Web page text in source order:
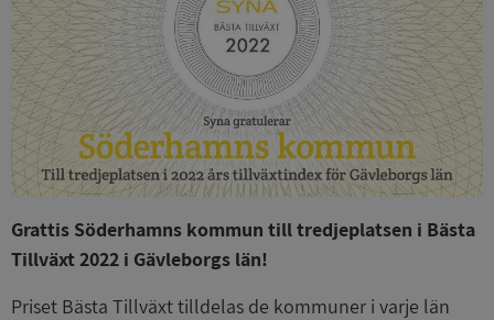
Grattis Söderhamns kommun till tredjeplatsen i Bästa
Tillväxt 2022 i Gävleborgs län!
Priset Bästa Tillväxt tilldelas de kommuner i varje län